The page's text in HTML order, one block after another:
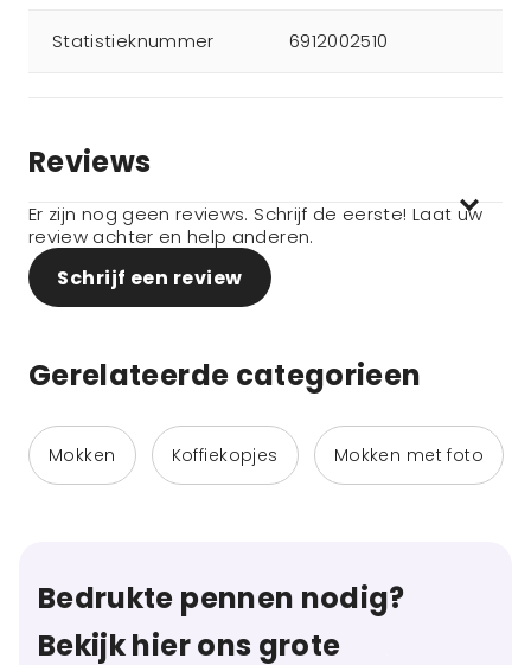
Statistieknummer 6912002510
Reviews
Er zijn nog geen reviews. Schrijf de eerste! Laat uw
review achter en help anderen.
Schrijf een review
Gerelateerde categorieen
Mokken Koffiekopjes Mokken met foto
Bedrukte pennen nodig?
Bekijk hier ons grote